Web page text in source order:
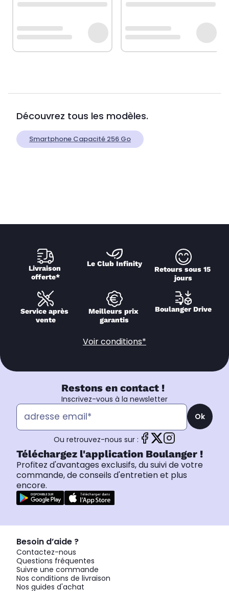
Découvrez tous les modèles.
Smartphone Capacité 256 Go
Livraison
offerte*
Le Club Infinity
Retours sous 15
jours
Service après
vente
Meilleurs prix
garantis
Boulanger Drive
Voir conditions*
Restons en contact !
Inscrivez-vous à la newsletter
Ok
Ou retrouvez-nous sur :
Téléchargez l'application Boulanger !
Profitez d'avantages exclusifs, du suivi de votre
commande, de conseils d'entretien et plus
encore.
Besoin d’aide ?
Contactez-nous
Questions fréquentes
Suivre une commande
Nos conditions de livraison
Nos guides d'achat